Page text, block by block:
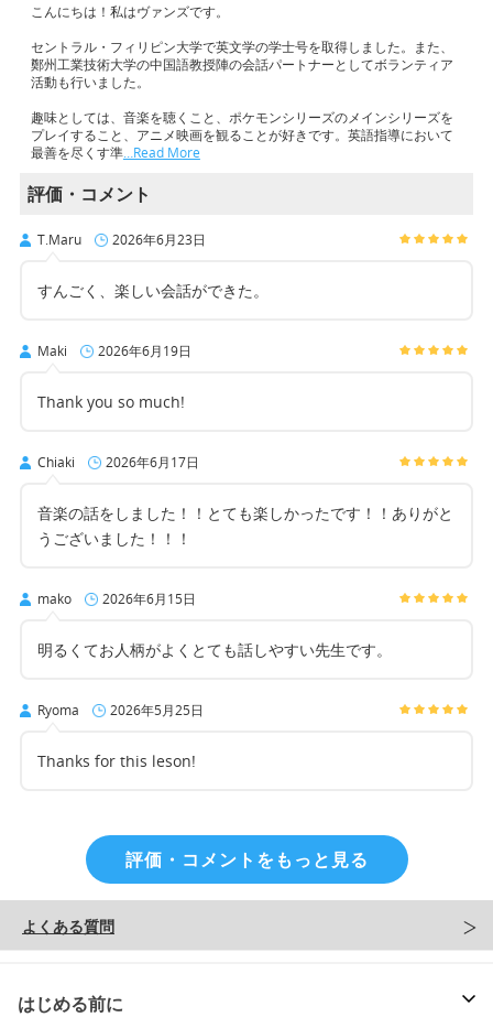
こんにちは！私はヴァンズです。
セントラル・フィリピン大学で英文学の学士号を取得しました。また、
鄭州工業技術大学の中国語教授陣の会話パートナーとしてボランティア
活動も行いました。
趣味としては、音楽を聴くこと、ポケモンシリーズのメインシリーズを
プレイすること、アニメ映画を観ることが好きです。英語指導において
最善を尽くす準…Read More
評価・コメント
T.Maru 2026年6月23日
すんごく、楽しい会話ができた。
Maki 2026年6月19日
Thank you so much!
Chiaki 2026年6月17日
音楽の話をしました！！とても楽しかったです！！ありがと
うございました！！！
mako 2026年6月15日
明るくてお人柄がよくとても話しやすい先生です。
Ryoma 2026年5月25日
Thanks for this leson!
評価・コメントをもっと見る
よくある質問
はじめる前に